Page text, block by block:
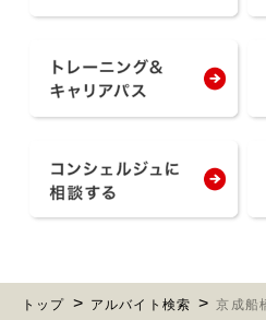
トップ アルバイト検索 京成船